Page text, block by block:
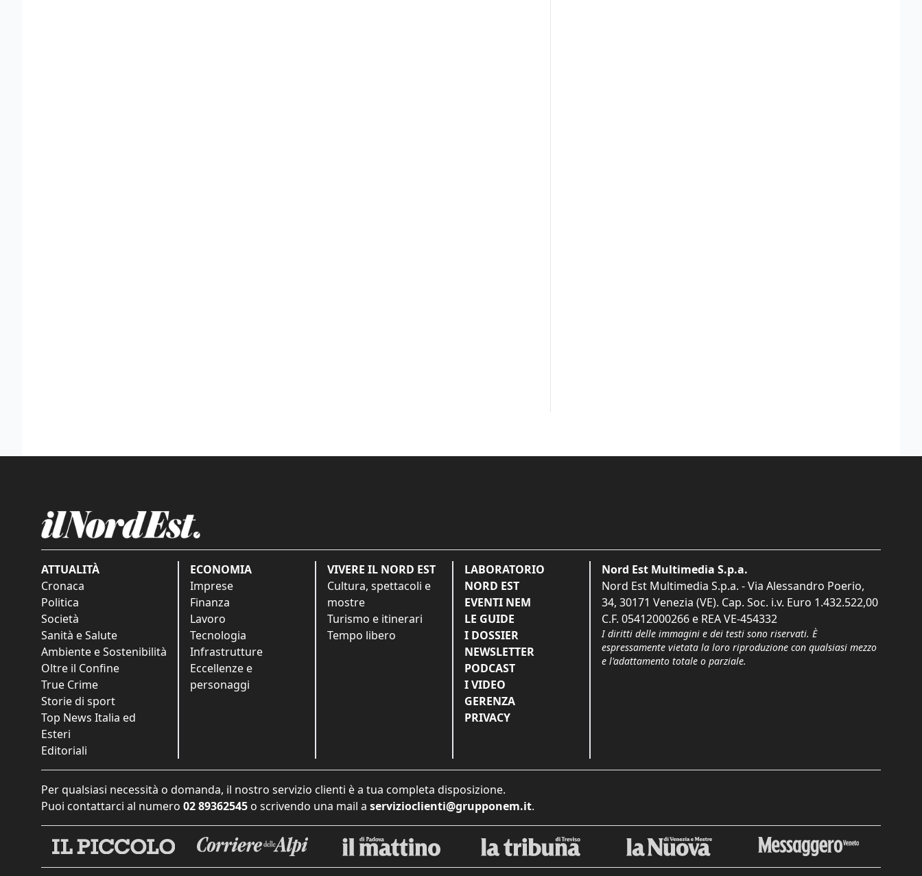
ATTUALITÀ
Cronaca
Politica
Società
Sanità e Salute
Ambiente e Sostenibilità
Oltre il Confine
True Crime
Storie di sport
Top News Italia ed
Esteri
Editoriali
ECONOMIA
Imprese
Finanza
Lavoro
Tecnologia
Infrastrutture
Eccellenze e
personaggi
VIVERE IL NORD EST
Cultura, spettacoli e
mostre
Turismo e itinerari
Tempo libero
LABORATORIO
NORD EST
EVENTI NEM
LE GUIDE
I DOSSIER
NEWSLETTER
PODCAST
I VIDEO
GERENZA
PRIVACY
Nord Est Multimedia S.p.a.
Nord Est Multimedia S.p.a. - Via Alessandro Poerio,
34, 30171 Venezia (VE). Cap. Soc. i.v. Euro 1.432.522,00
C.F. 05412000266 e REA VE-454332
I diritti delle immagini e dei testi sono riservati. È
espressamente vietata la loro riproduzione con qualsiasi mezzo
e l'adattamento totale o parziale.
Per qualsiasi necessità o domanda, il nostro servizio clienti è a tua completa disposizione.
Puoi contattarci al numero 02 89362545 o scrivendo una mail a servizioclienti@grupponem.it.